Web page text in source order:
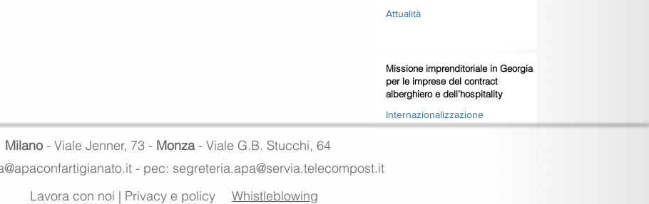
Attualità
Missione imprenditoriale in Georgia
per le imprese del contract
alberghiero e dell’hospitality
Internazionalizzazione
Milano - Viale Jenner, 73 - Monza- Viale G.B. Stucchi, 64
- pec: segreteria.apa@servia.telecompost.it
Lavora con noi | Privacy e policy Whistleblowing